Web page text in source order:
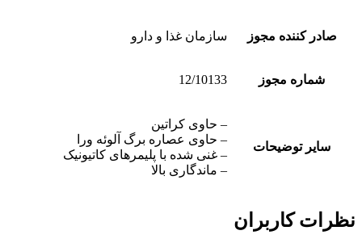
صادر کننده مجوز سازمان غذا و دارو
شماره مجوز 12/10133
سایر توضیحات
– حاوی کراتین
– حاوی عصاره برگ آلوئه ورا
– غنی شده با پلیمرهای کاتیونیک
– ماندگاری بالا
نظرات کاربران